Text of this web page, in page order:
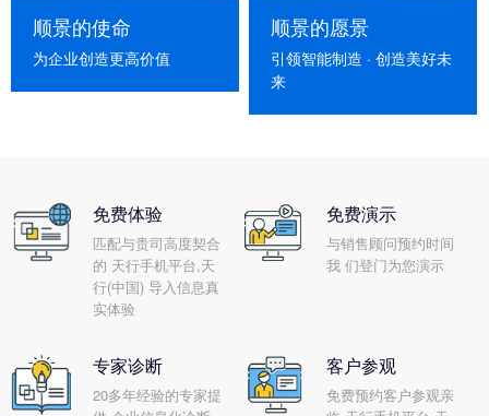
顺景的使命
为企业创造更高价值
顺景的愿景
引领智能制造 · 创造美好未
来
免费体验
匹配与贵司高度契合
的 天行手机平台,天
行(中国) 导入信息真
实体验
免费演示
与销售顾问预约时间
我 们登门为您演示
专家诊断
20多年经验的专家提
客户参观
免费预约客户参观亲